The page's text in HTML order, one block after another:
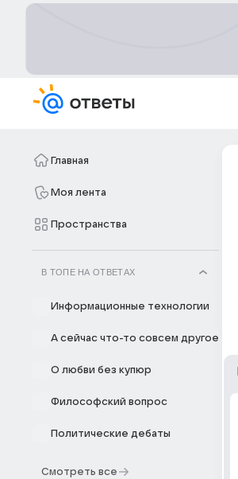
Главная
Моя лента
Пространства
В ТОПЕ НА ОТВЕТАХ
Информационные технологии
А сейчас что-то совсем другое
О любви без купюр
Философский вопрос
Политические дебаты
Смотреть все